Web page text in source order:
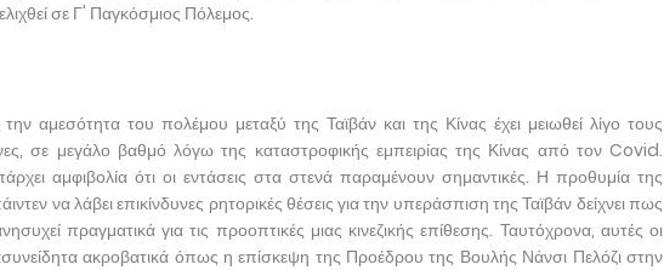
σε Γ' Παγκόσμιος Πόλεμος.
αμεσότητα του πολέμου μεταξύ της Ταϊβάν και της Κίνας έχει μειωθεί λίγο τους
σε μεγάλο βαθμό λόγω της καταστροφικής εμπειρίας της Κίνας από τον Covid.
αμφιβολία ότι οι εντάσεις στα στενά παραμένουν σημαντικές. Η προθυμία της
να λάβει επικίνδυνες ρητορικές θέσεις για την υπεράσπιση της Ταϊβάν δείχνει πως
πραγματικά για τις προοπτικές μιας κινεζικής επίθεσης. Ταυτόχρονα, αυτές οι
ακροβατικά όπως η επίσκεψη της Προέδρου της Βουλής Νάνσι Πελόζι στην